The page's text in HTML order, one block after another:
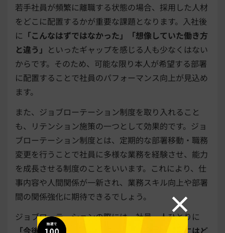
若手社員が頻繁に離職する状態の場合、採用した人材
をどこに配置するかが重要な課題となります。入社後
に 「こんなはずではなかった」「想像していた働き方
と違う」 といったギャップを感じる人も少なくはない
からです。そのため、可能な限り本人が希望する部署
に配置することで社員のパフォーマンス向上が見込め
ます。
また、ジョブローテーション制度を取り入れること
も、リテンション施策の一つとして効果的です。ジョ
ブローテーション制度とは、定期的な部署移動・職務
変更を行うことで社員に多様な業務を経験させ、能力
を成長させる制度のことをいいます。これにより、仕
事内容や人間関係が一新され、業務スキル向上や部署
間の関係強化に期待できるでしょう。
ジョブローテーションの際には、社員一人ひとりに
「今後どのような仕事をしたいか」「そのためにはど